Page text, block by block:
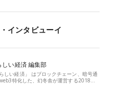
インタビューイ
しい経済 編集部
らしい経済」 はブロックチェーン、暗号通
特化した、幻冬舎が運営する2018…